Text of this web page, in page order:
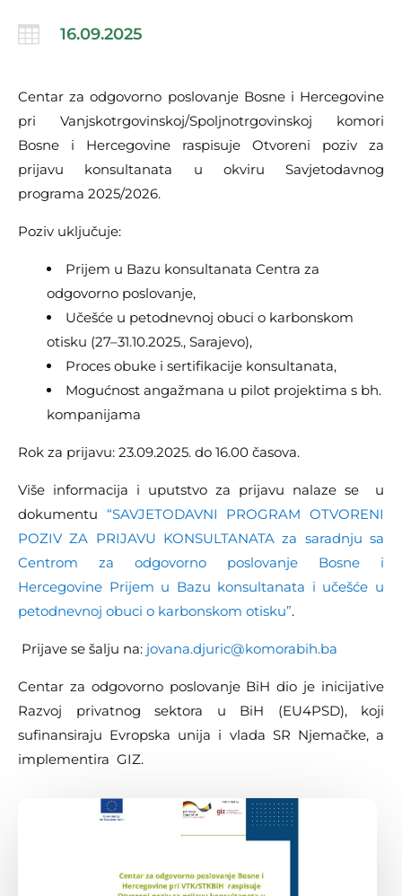
 16.09.2025
Centar za odgovorno poslovanje Bosne i Hercegovine
pri Vanjskotrgovinskoj/Spoljnotrgovinskoj komori
Bosne i Hercegovine raspisuje Otvoreni poziv za
prijavu konsultanata u okviru Savjetodavnog
programa 2025/2026.
Poziv uključuje:
Prijem u Bazu konsultanata Centra za
odgovorno poslovanje,
Učešće u petodnevnoj obuci o karbonskom
otisku (27–31.10.2025., Sarajevo),
Proces obuke i sertifikacije konsultanata,
Mogućnost angažmana u pilot projektima s bh.
kompanijama
Rok za prijavu: 23.09.2025. do 16.00 časova.
Više informacija i uputstvo za prijavu nalaze se u
dokumentu “SAVJETODAVNI PROGRAM OTVORENI
POZIV ZA PRIJAVU KONSULTANATA za saradnju sa
Centrom za odgovorno poslovanje Bosne i
Hercegovine Prijem u Bazu konsultanata i učešće u
petodnevnoj obuci o karbonskom otisku”.
Prijave se šalju na: jovana.djuric@komorabih.ba
Centar za odgovorno poslovanje BiH dio je inicijative
Razvoj privatnog sektora u BiH (EU4PSD), koji
sufinansiraju Evropska unija i vlada SR Njemačke, a
implementira GIZ.